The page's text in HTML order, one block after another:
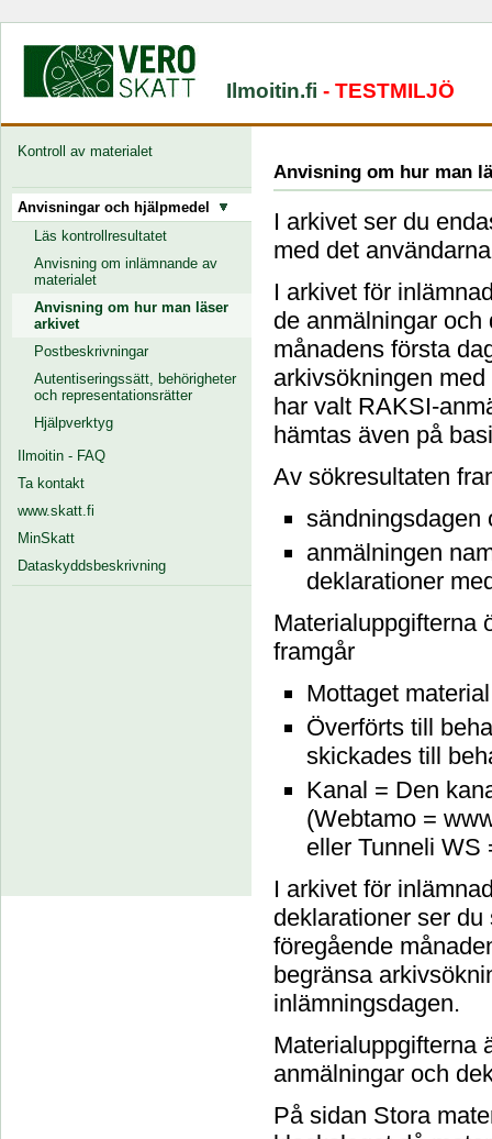
Ilmoitin.fi - TESTMILJÖ
Kontroll av materialet
Anvisningar och hjälpmedel
Läs kontrollresultatet
Anvisning om inlämnande av
materialet
Anvisning om hur man läser
arkivet
Postbeskrivningar
Autentiseringssätt, behörigheter
och representationsrätter
Hjälpverktyg
Ilmoitin - FAQ
Ta kontakt
www.skatt.fi
MinSkatt
Dataskyddsbeskrivning
Anvisning om hur man
I arkivet ser du
med det
I arkivet för
de anmälningar
månadens första
arkivsökningen
har valt RAKSI-
hämtas även på
Av sökresultaten
sändningsdagen
anmälningen
deklarationer
Materialuppgifterna
framgår
Mottaget
Överförts till
skickades till
Kanal = Den
(Webtamo =
eller Tunneli WS
I arkivet för
deklarationer ser
föregående
begränsa
inlämningsdagen.
Materialuppgifterna
anmälningar och
På sidan Stora